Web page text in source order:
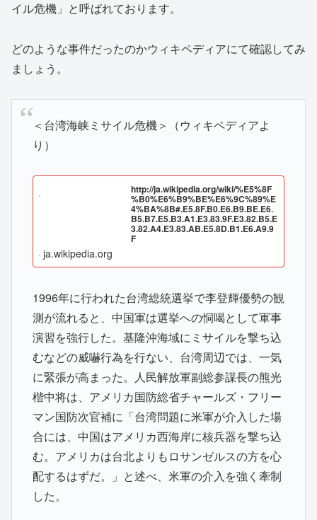
イル危機」と呼ばれております。
どのような事件だったのかウィキペディアにて確認してみ
ましょう。
＜台湾海峡ミサイル危機＞（ウィキペディアよ
り）
http://ja.wikipedia.org/wiki/%E5%8F
%B0%E6%B9%BE%E6%9C%89%E
4%BA%8B#.E5.8F.B0.E6.B9.BE.E6.
B5.B7.E5.B3.A1.E3.83.9F.E3.82.B5.E
3.82.A4.E3.83.AB.E5.8D.B1.E6.A9.9
F
ja.wikipedia.org
1996年に行われた台湾総統選挙で李登輝優勢の観
測が流れると、中国軍は選挙への恫喝として軍事
演習を強行した。基隆沖海域にミサイルを撃ち込
むなどの威嚇行為を行ない、台湾周辺では、一気
に緊張が高まった。人民解放軍副総参謀長の熊光
楷中将は、アメリカ国防総省チャールズ・フリー
マン国防次官補に「台湾問題に米軍が介入した場
合には、中国はアメリカ西海岸に核兵器を撃ち込
む。アメリカは台北よりもロサンゼルスの方を心
配するはずだ。」と述べ、米軍の介入を強く牽制
した。